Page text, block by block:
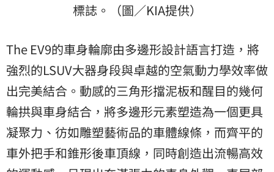
標誌。（圖／KIA提供）
The EV9的車身輪廓由多邊形設計語言打造，將
強烈的LSUV大器身段與卓越的空氣動力學效率做
出完美結合。動感的三角形擋泥板和醒目的幾何
輪拱與車身結合，將多邊形元素塑造為一個更具
凝聚力、彷如雕塑藝術品的車體線條，而齊平的
車外把手和錐形後車頂線，同時創造出流暢高效